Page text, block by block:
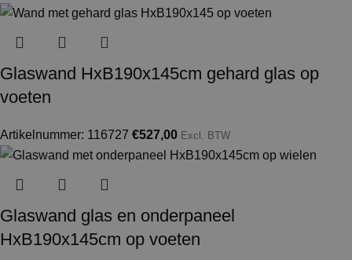
Glaswand HxB190x145cm gehard glas op
voeten
Artikelnummer: 116727 €527,00 Excl. BTW
Glaswand glas en onderpaneel
HxB190x145cm op voeten